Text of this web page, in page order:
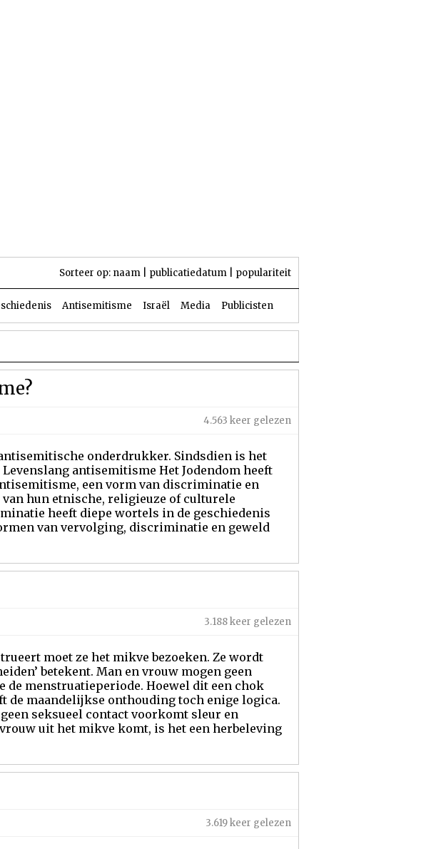
Sorteer op: naam publicatiedatum populariteit
Antisemitisme Israël Media Publicisten
4.563 keer gelezen
onderdrukker. Sindsdien is het
antisemitisme Het Jodendom heeft
een vorm van discriminatie en
hun etnische, religieuze of culturele
heeft diepe wortels in de geschiedenis
van vervolging, discriminatie en geweld
3.188 keer gelezen
moet ze het mikve bezoeken. Ze wordt
betekent. Man en vrouw mogen geen
de menstruatieperiode. Hoewel dit een chok
de maandelijkse onthouding toch enige logica.
seksueel contact voorkomt sleur en
uit het mikve komt, is het een herbeleving
3.619 keer gelezen